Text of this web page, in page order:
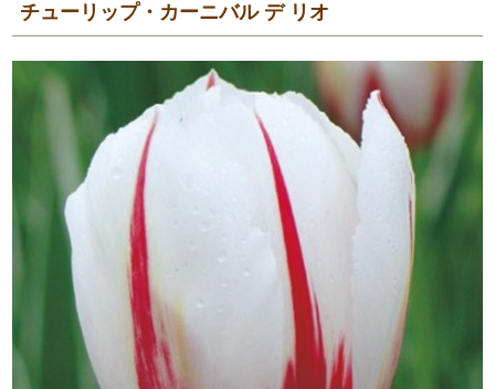
チューリップ・カーニバル デ リオ